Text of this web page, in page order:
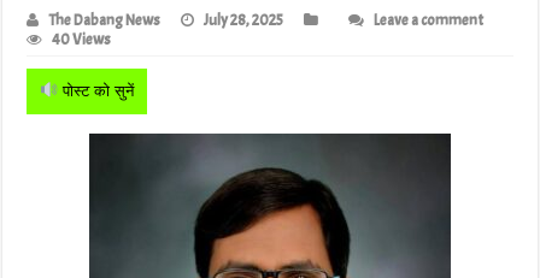
The Dabang News July 28, 2025
Leave a comment
40 Views
पोस्ट को सुनें